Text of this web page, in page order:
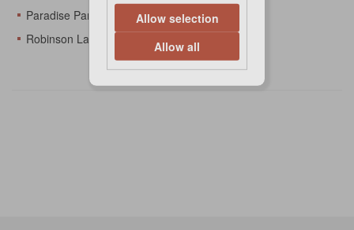
Paradise Park
Robinson Lat Krabang
Allow selection
Allow all